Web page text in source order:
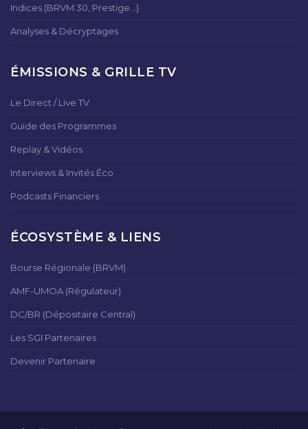
Indices (BRVM 30, Prestige...)
Analyses & Décryptages
ÉMISSIONS & GRILLE TV
Le Direct / Live TV
Guide des Programmes
Replay & Vidéos
Interviews & Invités Éco
Podcasts Financiers
ÉCOSYSTÈME & LIENS
Bourse Régionale (BRVM)
AMF-UMOA (Régulateur)
DC/BR (Dépositaire Central)
Les SGI Partenaires
Devenir Partenaire